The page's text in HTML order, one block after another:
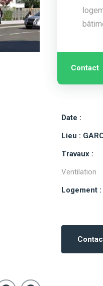
Contact
Date :
Lieu :
Travaux :
Ventilation
Logement :